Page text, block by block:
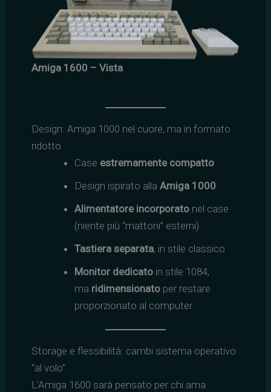
Amiga 1600 – Vista
Design: Amiga 1000 nel cuore, ma in formato
ridotto
Case estremamente compatto
Design ispirato alla Amiga 1000
Alimentatore incorporatonel case
(niente più “mattoni” esterni)
Tastiera separata, in stile classico
Monitor dedicatoin stile 1084,
ma ridimensionatoper restare
proporzionato al computer
Storage e flessibilità: cambi sistema operativo
“al volo”
L’Amiga 1600 sarà pensato per chi ama